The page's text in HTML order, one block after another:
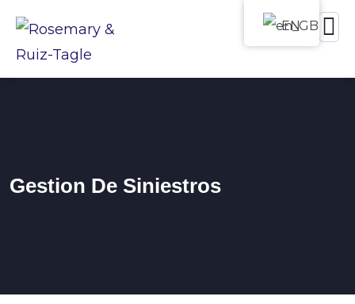
Gestion De Siniestros
EN